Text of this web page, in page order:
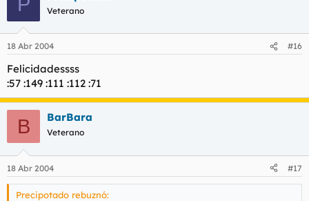
Veterano
18 Abr 2004 #16
Felicidadessss
:57 :149 :111 :112 :71
B BarBara
Veterano
18 Abr 2004 #17
Precipotado rebuznó: